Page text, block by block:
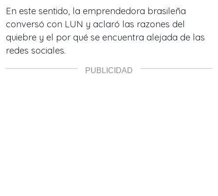
En este sentido, la emprendedora brasileña
conversó con LUN y aclaró las razones del
quiebre y el por qué se encuentra alejada de las
redes sociales.